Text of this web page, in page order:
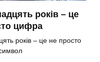
років – це
цифра
років – це не просто